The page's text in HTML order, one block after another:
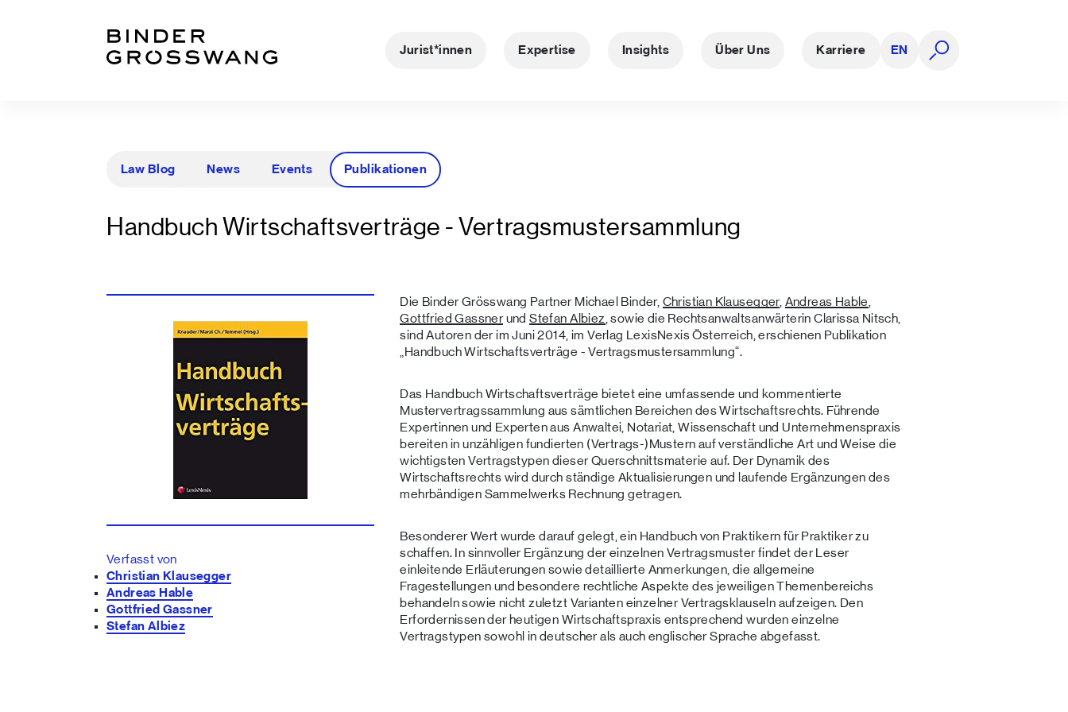
Jurist*innen Expertise Insights Über Uns Karriere EN
Law Blog News Events Publikationen
Handbuch Wirtschaftsverträge - Vertragsmustersammlung
Verfasst von
Christian Klausegger
Andreas Hable
Gottfried Gassner
Stefan Albiez
Die Binder Grösswang Partner Michael Binder, Christian Klausegger, Andreas Hable
Gottfried GassnerundStefan Albiez , sowie die Rechtsanwaltsanwärterin Clarissa Nitsch,
sind Autoren der im Juni 2014, im Verlag LexisNexis Österreich, erschienen Publikation
„Handbuch Wirtschaftsverträge - Vertragsmustersammlung“.
Das Handbuch Wirtschaftsverträge bietet eine umfassende und kommentierte
Mustervertragssammlung aus sämtlichen Bereichen des Wirtschaftsrechts. Führende
Expertinnen und Experten aus Anwaltei, Notariat, Wissenschaft und Unternehmenspraxis
bereiten in unzähligen fundierten (Vertrags-)Mustern auf verständliche Art und Weise die
wichtigsten Vertragstypen dieser Querschnittsmaterie auf. Der Dynamik des
Wirtschaftsrechts wird durch ständige Aktualisierungen und laufende Ergänzungen des
mehrbändigen Sammelwerks Rechnung getragen.
Besonderer Wert wurde darauf gelegt, ein Handbuch von Praktikern für Praktiker zu
schaffen. In sinnvoller Ergänzung der einzelnen Vertragsmuster findet der Leser
einleitende Erläuterungen sowie detaillierte Anmerkungen, die allgemeine
Fragestellungen und besondere rechtliche Aspekte des jeweiligen Themenbereichs
behandeln sowie nicht zuletzt Varianten einzelner Vertragsklauseln aufzeigen. Den
Erfordernissen der heutigen Wirtschaftspraxis entsprechend wurden einzelne
Vertragstypen sowohl in deutscher als auch englischer Sprache abgefasst.